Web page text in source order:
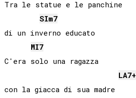
Tra le statue e le panchine
SIm7
di un inverno educato
MI7
C'era solo una ragazza
LA7+
con la giacca di sua madre